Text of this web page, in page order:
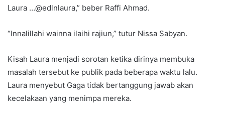
Laura …@edlnlaura,” beber Raffi Ahmad.
“Innalillahi wainna ilaihi rajiun,” tutur Nissa Sabyan.
Kisah Laura menjadi sorotan ketika dirinya membuka
masalah tersebut ke publik pada beberapa waktu lalu.
Laura menyebut Gaga tidak bertanggung jawab akan
kecelakaan yang menimpa mereka.